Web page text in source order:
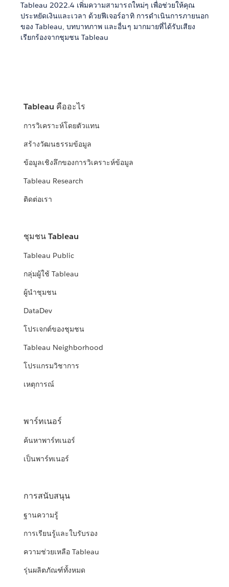
Tableau 2022.4 เพิ่มความสามารถใหม่ๆ เพื่อช่วยให้คุณ
ประหยัดเงินและเวลา ด้วยฟีเจอร์อาทิ การดำเนินการภายนอก
ของ Tableau, บทบาทภาพ และอื่นๆ มากมายที่ได้รับเสียง
เรียกร้องจากชุมชน Tableau
Tableau คืออะไร
การวิเคราะห์โดยตัวแทน
สร้างวัฒนธรรมข้อมูล
ข้อมูลเชิงลึกของการวิเคราะห์ข้อมูล
Tableau Research
ติดต่อเรา
ชุมชน Tableau
Tableau Public
กลุ่มผู้ใช้ Tableau
ผู้นำชุมชน
DataDev
โปรเจกต์ของชุมชน
Tableau Neighborhood
โปรแกรมวิชาการ
เหตุการณ์
พาร์ทเนอร์
ค้นหาพาร์ทเนอร์
เป็นพาร์ทเนอร์
การสนับสนุน
ฐานความรู้
การเรียนรู้และใบรับรอง
ความช่วยเหลือ Tableau
รุ่นผลิตภัณฑ์ทั้งหมด